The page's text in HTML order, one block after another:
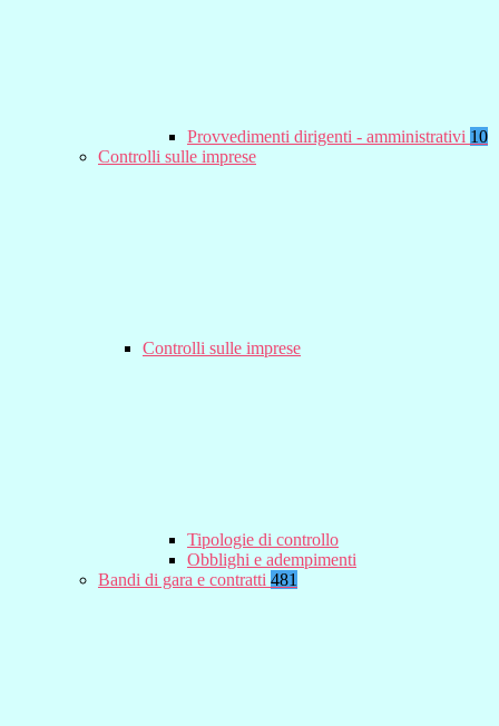
Provvedimenti dirigenti - amministrativi 10
Controlli sulle imprese
Controlli sulle imprese
Tipologie di controllo
Obblighi e adempimenti
Bandi di gara e contratti 481